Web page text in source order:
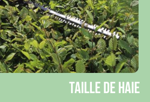
Taille de haie